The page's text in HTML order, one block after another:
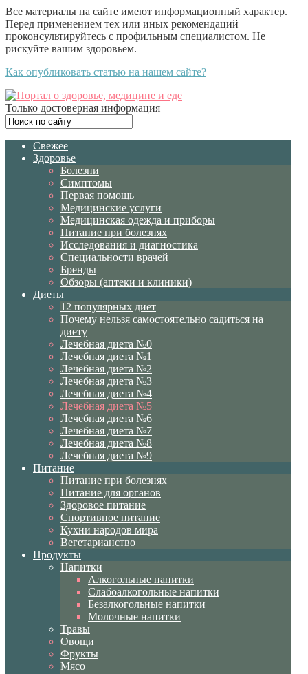
Все материалы на сайте имеют информационный характер.
Перед применением тех или иных рекомендаций
проконсультируйтесь с профильным специалистом. Не
рискуйте вашим здоровьем.
Как опубликовать статью на нашем сайте?
Только достоверная информация
Свежее
Здоровье
Болезни
Симптомы
Первая помощь
Медицинские услуги
Медицинская одежда и приборы
Питание при болезнях
Исследования и диагностика
Специальности врачей
Бренды
Обзоры (аптеки и клиники)
Диеты
12 популярных диет
Почему нельзя самостоятельно садиться на
диету
Лечебная диета №0
Лечебная диета №1
Лечебная диета №2
Лечебная диета №3
Лечебная диета №4
Лечебная диета №5
Лечебная диета №6
Лечебная диета №7
Лечебная диета №8
Лечебная диета №9
Питание
Питание при болезнях
Питание для органов
Здоровое питание
Спортивное питание
Кухни народов мира
Вегетарианство
Продукты
Напитки
Алкогольные напитки
Слабоалкогольные напитки
Безалкогольные напитки
Молочные напитки
Травы
Овощи
Фрукты
Мясо